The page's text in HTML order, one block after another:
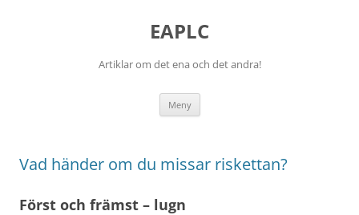
EAPLC
Artiklar om det ena och det andra!
Meny Hoppa
innehåll
Vad händer om du missar riskettan?
Först och främst – lugn